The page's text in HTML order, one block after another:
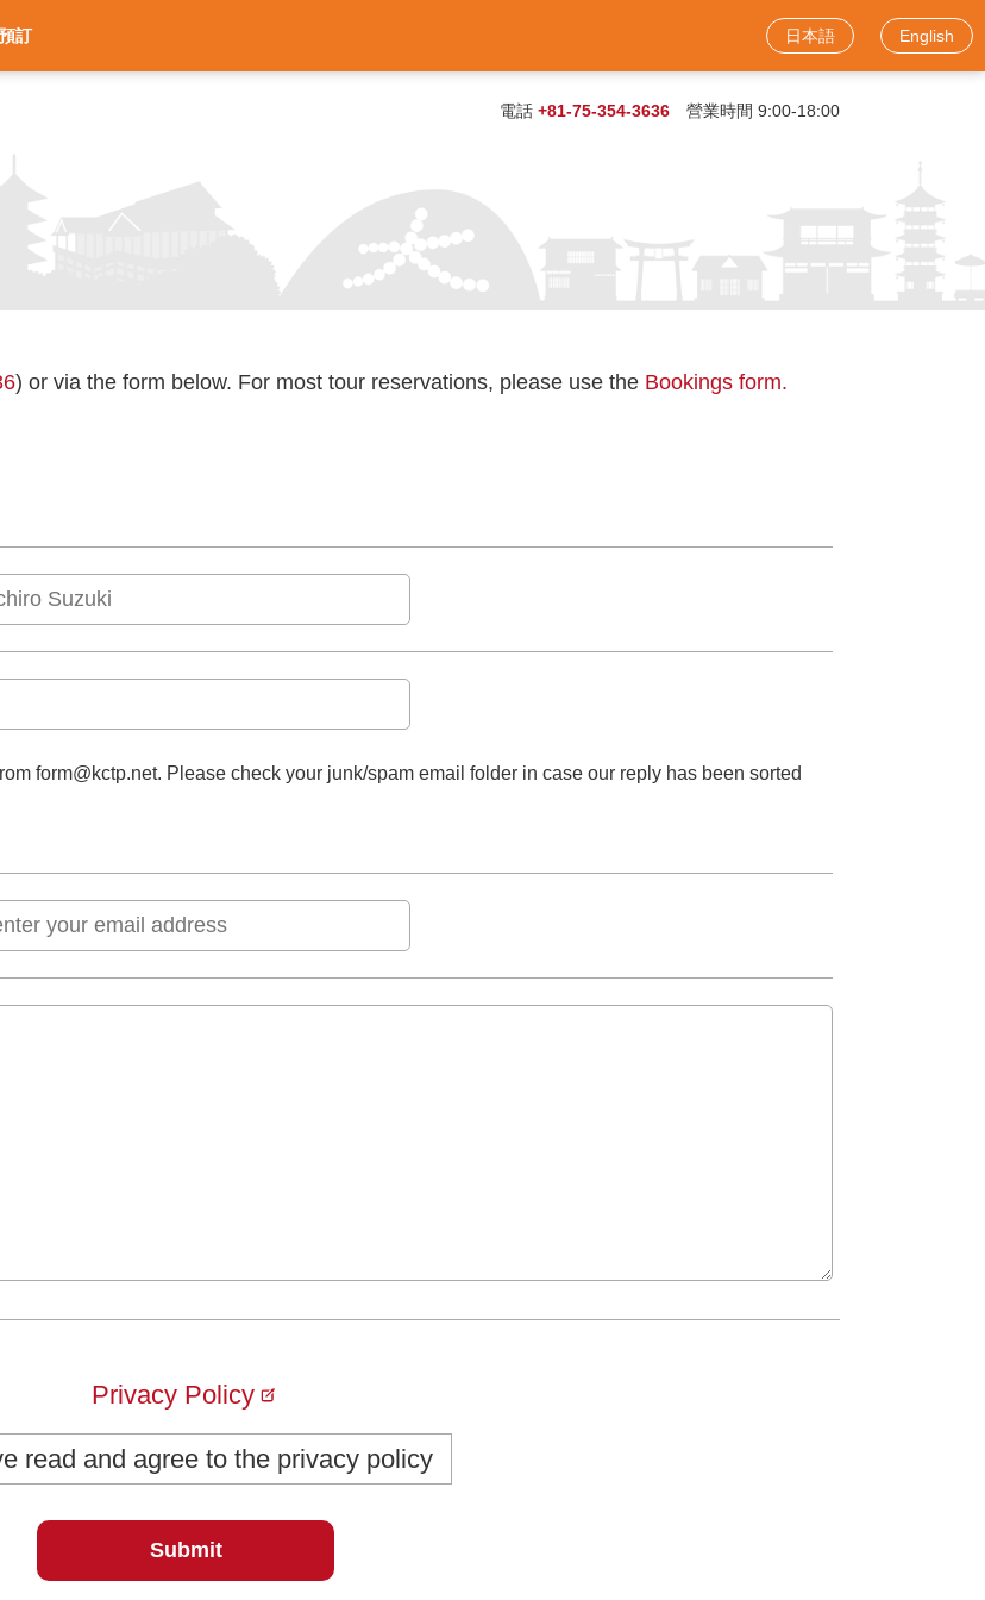
預訂 日本語 English
電話 +81-75-354-3636 營業時間 9:00-18:00
) or via the form below. For most tour reservations, please use the Bookings form.
form@kctp.net. Please check your junk/spam email folder in case our reply has been sorted
Privacy Policy
read and agree to the privacy policy